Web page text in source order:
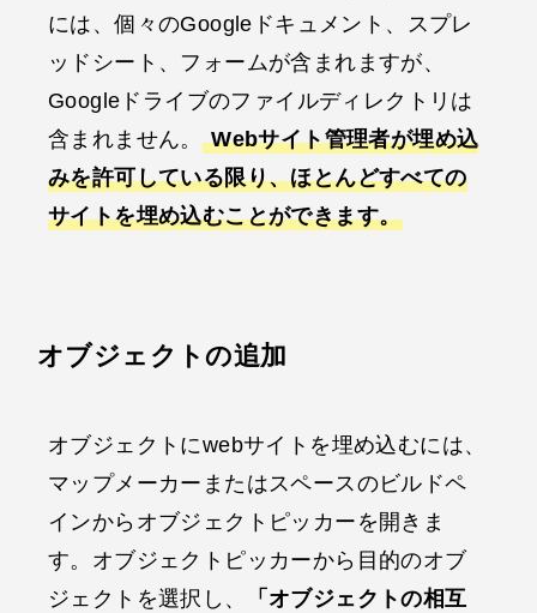
には、個々のGoogleドキュメント、スプレ
ッドシート、フォームが含まれますが、
Googleドライブのファイルディレクトリは
含まれません。 Webサイト管理者が埋め込
みを許可している限り、ほとんどすべての
サイトを埋め込むことができます。
オブジェクトの追加
オブジェクトにwebサイトを埋め込むには、
マップメーカーまたはスペースのビルドペ
インからオブジェクトピッカーを開きま
す。オブジェクトピッカーから目的のオブ
ジェクトを選択し、
「オブジェクトの相互